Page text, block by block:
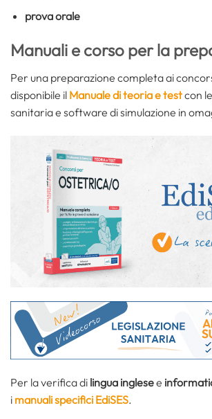
prova orale
Manuali e corso per la
Per una preparazione completa ai
disponibile il Manuale di teoria e testcon
sanitaria e software di simulazione in
Per la verifica di lingua inglesee
i manuali specifici EdiSES.